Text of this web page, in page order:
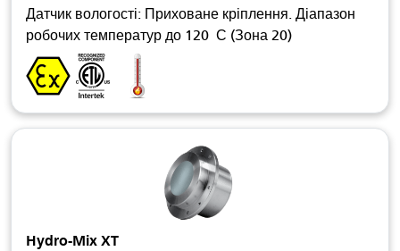
Датчик вологості: Приховане кріплення. Діапазон
робочих температур до 120 С (Зона 20)
Hydro-Mix XT